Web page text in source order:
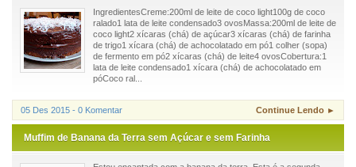
IngredientesCreme:200ml de leite de coco light100g de coco
ralado1 lata de leite condensado3 ovosMassa:200ml de leite de
coco light2 xícaras (chá) de açúcar3 xícaras (chá) de farinha
de trigo1 xícara (chá) de achocolatado em pó1 colher (sopa)
de fermento em pó2 xícaras (chá) de leite4 ovosCobertura:1
lata de leite condensado1 xícara (chá) de achocolatado em
póCoco ral...
05 Des 2015 - 0 Komentar Continue Lendo ►
Muffim de Banana da Terra sem Açúcar e sem Farinha